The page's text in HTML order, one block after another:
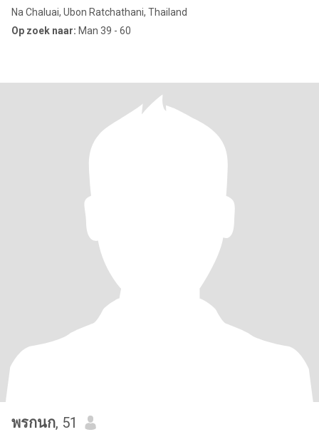
Na Chaluai, Ubon Ratchathani, Thailand
Op zoek naar: Man 39 - 60
พรกนก, 51